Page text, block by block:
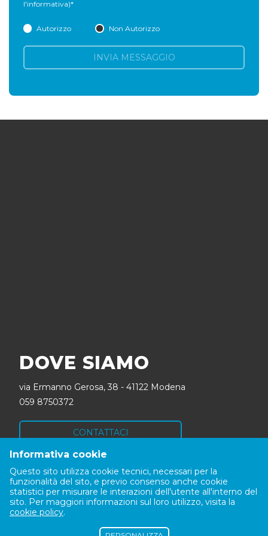
l'informativa)*
Autorizzo Non Autorizzo
INVIA MESSAGGIO
DOVE SIAMO
via Ermanno Gerosa, 38 - 41122 Modena
059 8750372
CONTATTACI
SEGUICI
Informativa cookie
Questo sito utilizza cookie tecnici, necessari per la
funzionalità del sito, e previo consenso anche cookie
statistici per misurare le interazioni dell'utente all'interno del
sito. Per maggiori informazioni sul loro utilizzo, visita la
cookie policy.